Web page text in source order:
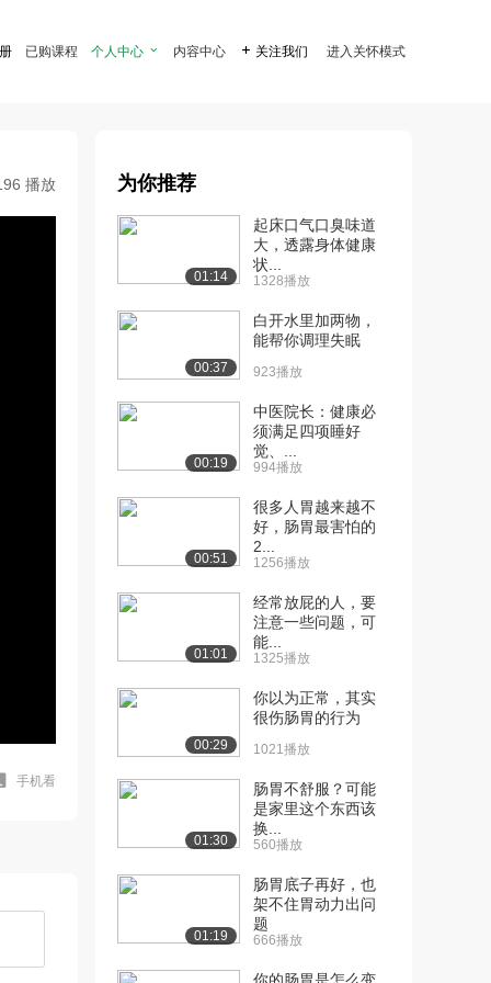
已购课程 个人中心  内容中心  关注我们 进入关怀模式
播放
手机看
为你推荐
01:14
起床口气口臭味道
大，透露身体健康
状...
1328播放
00:37
白开水里加两物，
能帮你调理失眠
923播放
00:19
中医院长：健康必
须满足四项睡好
觉、...
994播放
00:51
很多人胃越来越不
好，肠胃最害怕的
2...
1256播放
01:01
经常放屁的人，要
注意一些问题，可
能...
1325播放
00:29
你以为正常，其实
很伤肠胃的行为
1021播放
01:30
肠胃不舒服？可能
是家里这个东西该
换...
560播放
01:19
肠胃底子再好，也
架不住胃动力出问
题
666播放